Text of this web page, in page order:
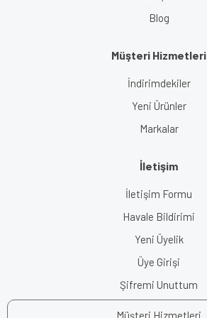
Blog
Müşteri Hizmetleri
İndirimdekiler
Yeni Ürünler
Markalar
İletişim
İletişim Formu
Havale Bildirimi
Yeni Üyelik
Üye Girişi
Şifremi Unuttum
Müşteri Hizmetleri